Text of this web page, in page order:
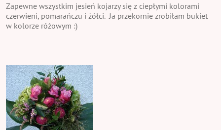
Zapewne wszystkim jesień kojarzy się z ciepłymi kolorami
czerwieni, pomarańczu i żółci. Ja przekornie zrobiłam bukiet
w kolorze różowym :)